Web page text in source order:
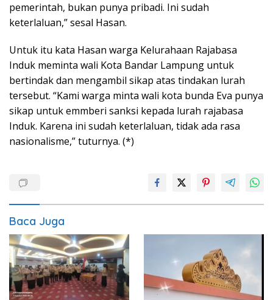
pemerintah, bukan punya pribadi. Ini sudah
keterlaluan,” sesal Hasan.
Untuk itu kata Hasan warga Kelurahaan Rajabasa
Induk meminta wali Kota Bandar Lampung untuk
bertindak dan mengambil sikap atas tindakan lurah
tersebut. “Kami warga minta wali kota bunda Eva punya
sikap untuk emmberi sanksi kepada lurah rajabasa
Induk. Karena ini sudah keterlaluan, tidak ada rasa
nasionalisme,” tuturnya. (*)
Baca Juga